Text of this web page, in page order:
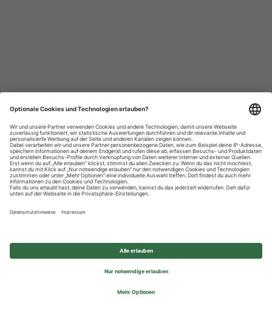
Datenschutzhinweise
Impressum
Privatsphäre-Einstellungen
© 2026 REWE Group - All rights reserved